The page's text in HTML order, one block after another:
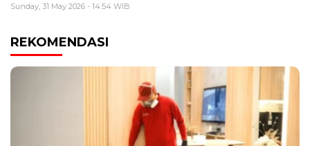
Sunday, 31 May 2026 - 14:54 WIB
REKOMENDASI